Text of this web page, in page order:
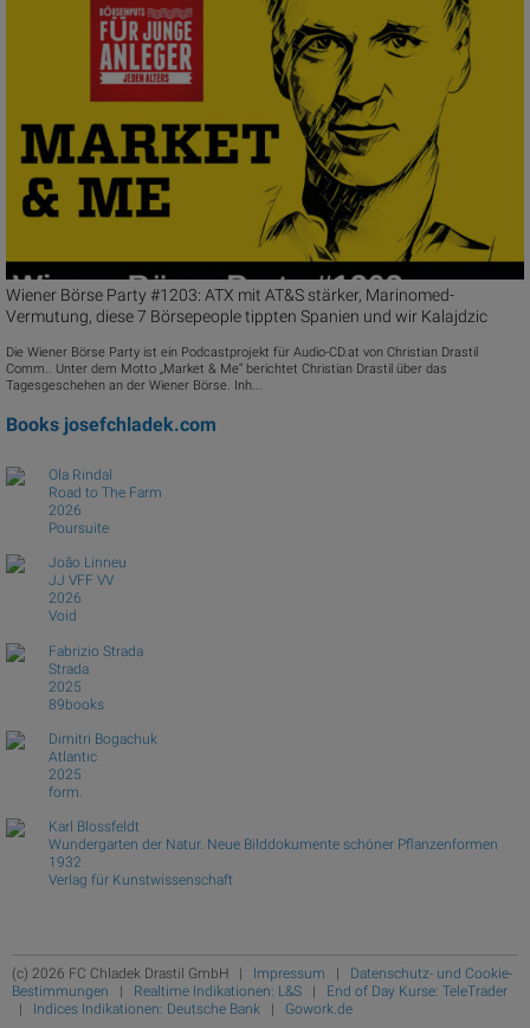
Wiener Börse Party #1203: ATX mit AT&S stärker, Marinomed-
Vermutung, diese 7 Börsepeople tippten Spanien und wir Kalajdzic
Die Wiener Börse Party ist ein Podcastprojekt für Audio-CD.at von Christian Drastil
Comm.. Unter dem Motto „Market & Me“ berichtet Christian Drastil über das
Tagesgeschehen an der Wiener Börse. Inh...
Books josefchladek.com
Ola Rindal
Road to The Farm
2026
Poursuite
João Linneu
JJ VFF VV
2026
Void
Fabrizio Strada
Strada
2025
89books
Dimitri Bogachuk
Atlantic
2025
form.
Karl Blossfeldt
Wundergarten der Natur. Neue Bilddokumente schöner Pflanzenformen
1932
Verlag für Kunstwissenschaft
(c) 2026 FC Chladek Drastil GmbH | Impressum | Datenschutz- und Cookie-
Bestimmungen | Realtime Indikationen: L&S | End of Day Kurse: TeleTrader
| Indices Indikationen: Deutsche Bank | Gowork.de